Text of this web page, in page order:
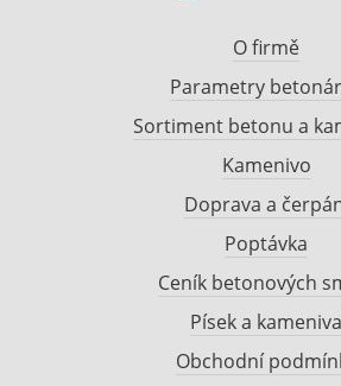
O firmě
Parametry
Sortiment betonu a
Kamenivo
Doprava a
Poptávka
Ceník betonových
Písek a kameniva
Obchodní